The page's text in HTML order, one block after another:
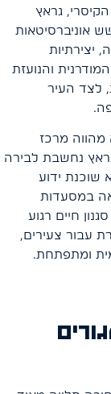
גראץ
אוניברסיטאות
יצירתיות
והנועזת
לצד העיר
מהווה מרכז
גראץ נחשבת לבירה
שוכנת ידוע
במסעדות
חיים רגוע
עבור צעירים,
ומתפתחת.